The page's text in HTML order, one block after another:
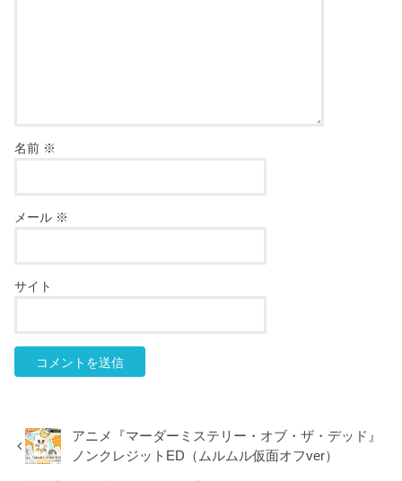
名前 ※
メール ※
サイト
アニメ『マーダーミステリー・オブ・ザ・デッド』
ノンクレジットED（ムルムル仮面オフver）